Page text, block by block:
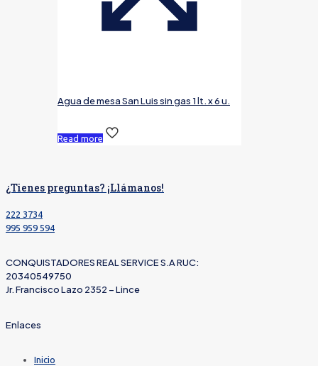
Agua de mesa San Luis sin gas 1 lt. x 6 u.
Read more
¿Tienes preguntas? ¡Llámanos!
222 3734
995 959 594
CONQUISTADORES REAL SERVICE S.A RUC:
20340549750
Jr. Francisco Lazo 2352 – Lince
Enlaces
Inicio